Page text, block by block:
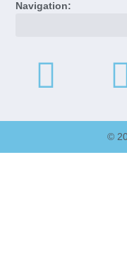
Navigation:
©